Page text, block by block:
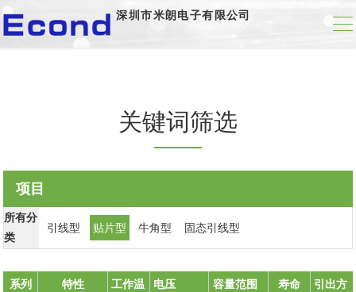
深圳市米朗电子有限公司
关键词筛选
项目
所有分
类
引线型 贴片型 牛角型 固态引线型
系列 特性
工作温
电压
容量范围
寿命
引出方